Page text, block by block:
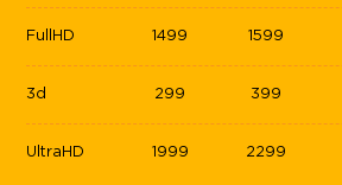
FullHD 1499 1599
3d 299 399
UltraHD 1999 2299